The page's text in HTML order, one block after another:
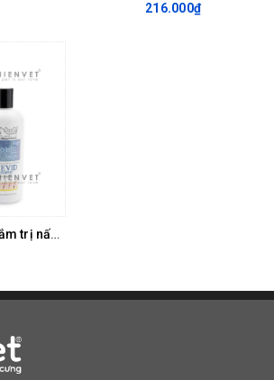
216.000₫
Byevid 300ml - Dầu tắm trị nấm, trị gàu cho chó mèo